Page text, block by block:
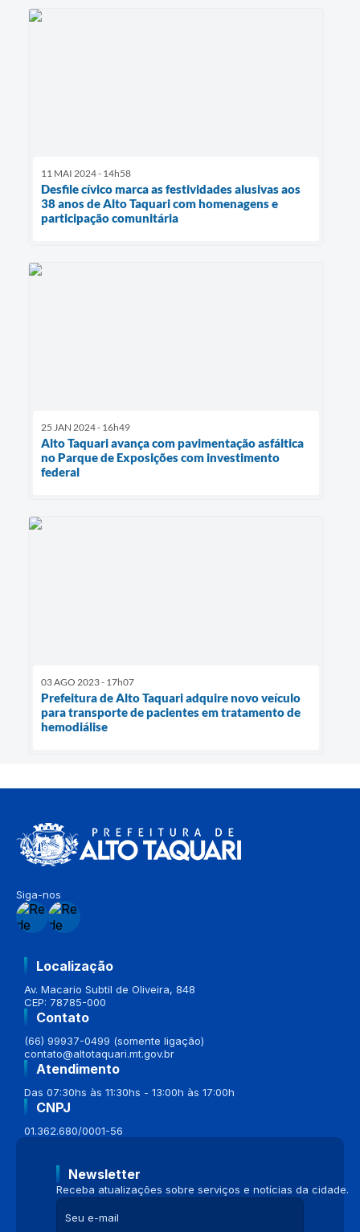
11 MAI 2024 - 14h58
Desfile cívico marca as festividades alusivas aos
38 anos de Alto Taquari com homenagens e
participação comunitária
25 JAN 2024 - 16h49
Alto Taquari avança com pavimentação asfáltica
no Parque de Exposições com investimento
federal
03 AGO 2023 - 17h07
Prefeitura de Alto Taquari adquire novo veículo
para transporte de pacientes em tratamento de
hemodiálise
Siga-nos
Localização
Av. Macario Subtil de Oliveira, 848
CEP: 78785-000
Contato
(66) 99937-0499 (somente ligação)
contato@altotaquari.mt.gov.br
Atendimento
Das 07:30hs às 11:30hs - 13:00h às 17:00h
CNPJ
01.362.680/0001-56
Newsletter
Receba atualizações sobre serviços e notícias da cidade.